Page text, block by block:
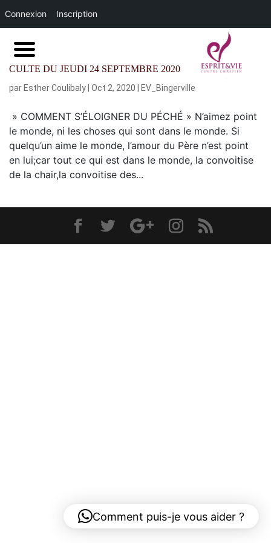
CULTE DU JEUDI 24 SEPTEMBRE 2020
par Esther Coulibaly Oct 2, 2020 EV_Bingerville
» COMMENT S’ÉLOIGNER DU PÉCHÉ » N’aimez point
le monde, ni les choses qui sont dans le monde. Si
quelqu’un aime le monde, l’amour du Père n’est point
en lui;car tout ce qui est dans le monde, la convoitise
de la chair,la convoitise des...
Comment puis-je vous aider ?
Connexion Inscription